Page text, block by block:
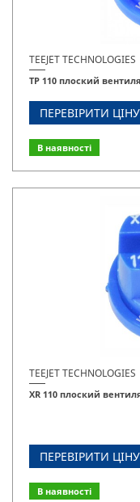
TEEJET TECHNOLOGIES
TP 110 плоский
ПЕРЕВІРИТИ ЦІНУ
В наявності
TEEJET TECHNOLOGIES
XR 110 плоский
ПЕРЕВІРИТИ ЦІНУ
В наявності